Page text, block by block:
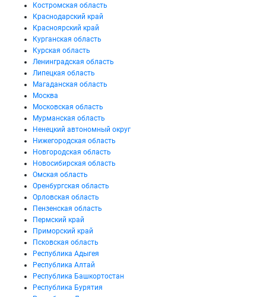
Костромская область
Краснодарский край
Красноярский край
Курганская область
Курская область
Ленинградская область
Липецкая область
Магаданская область
Москва
Московская область
Мурманская область
Ненецкий автономный округ
Нижегородская область
Новгородская область
Новосибирская область
Омская область
Оренбургская область
Орловская область
Пензенская область
Пермский край
Приморский край
Псковская область
Республика Адыгея
Республика Алтай
Республика Башкортостан
Республика Бурятия